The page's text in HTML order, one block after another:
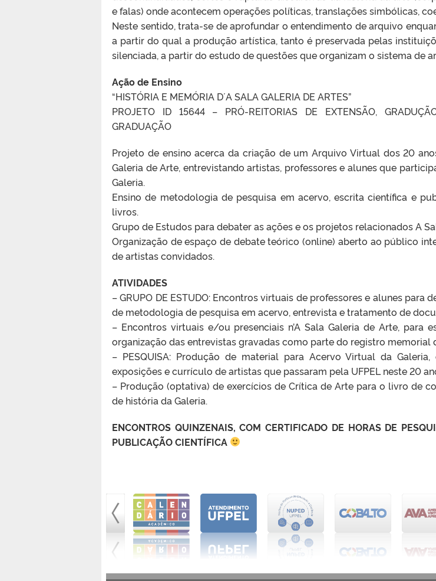
e falas) onde acontecem operações políticas, translações simbólicas,
Neste sentido, trata-se de aprofundar o entendimento de arquivo
a partir do qual a produção artística, tanto é preservada pelas
silenciada, a partir do estudo de questões que organizam o sistema de
Ação de Ensino
“HISTÓRIA E MEMÓRIA DʼA SALA GALERIA DE ARTES”
PROJETO ID 15644 – PRÓ-REITORIAS DE EXTENSÃO,
GRADUAÇÃO
Projeto de ensino acerca da criação de um Arquivo Virtual dos 20
Galeria de Arte, entrevistando artistas, professores e alunes que
Galeria.
Ensino de metodologia de pesquisa em acervo, escrita científica e
livros.
Grupo de Estudos para debater as ações e os projetos relacionados A
Organização de espaço de debate teórico (online) aberto ao público
de artistas convidados.
ATIVIDADES
– GRUPO DE ESTUDO: Encontros virtuais de professores e alunes para
de metodologia de pesquisa em acervo, entrevista e tratamento de
– Encontros virtuais e/ou presenciais n’A Sala Galeria de Arte, para
organização das entrevistas gravadas como parte do registro memorial
– PESQUISA: Produção de material para Acervo Virtual da
exposições e currículo de artistas que passaram pela UFPEL neste 20
– Produção (optativa) de exercícios de Crítica de Arte para o livro de
de história da Galeria.
ENCONTROS QUINZENAIS, COM CERTIFICADO DE HORAS DE
PUBLICAÇÃO CIENTÍFICA